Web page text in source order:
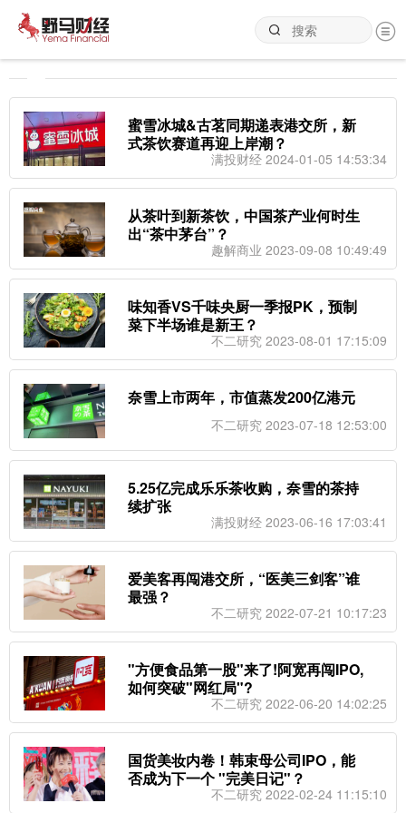
蜜雪冰城&古茗同期递表港交所，新
式茶饮赛道再迎上岸潮？
满投财经 2024-01-05 14:53:34
从茶叶到新茶饮，中国茶产业何时生
出“茶中茅台”？
趣解商业 2023-09-08 10:49:49
味知香VS千味央厨一季报PK，预制
菜下半场谁是新王？
不二研究 2023-08-01 17:15:09
奈雪上市两年，市值蒸发200亿港元
不二研究 2023-07-18 12:53:00
5.25亿完成乐乐茶收购，奈雪的茶持
续扩张
满投财经 2023-06-16 17:03:41
爱美客再闯港交所，“医美三剑客”谁
最强？
不二研究 2022-07-21 10:17:23
"方便食品第一股"来了!阿宽再闯IPO,
如何突破"网红局"?
不二研究 2022-06-20 14:02:25
国货美妆内卷！韩束母公司IPO，能
否成为下一个 "完美日记"？
不二研究 2022-02-24 11:15:10